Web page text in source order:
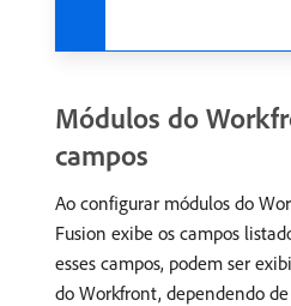
Módulos do
campos
Ao configurar módulos do
Fusion exibe os campos
esses campos, podem ser
do Workfront, dependendo